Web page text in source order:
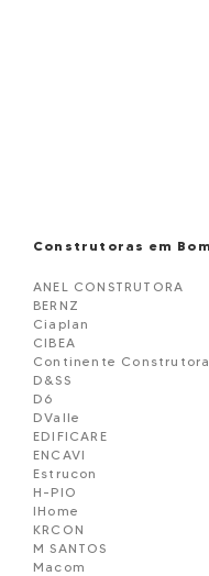
Construtoras em
ANEL CONSTRUTORA
BERNZ
Ciaplan
CIBEA
Continente
D&SS
D6
DValle
EDIFICARE
ENCAVI
Estrucon
H-PIO
IHome
KRCON
M SANTOS
Macom